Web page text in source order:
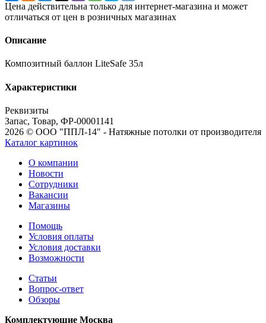
Цена действительна только для интернет-магазина и может
отличаться от цен в розничных магазинах
Описание
Композитный баллон LiteSafe 35л
Характеристики
Реквизиты
Запас, Товар, ФР-00001141
2026 © ООО "ППЛ-14" - Натяжные потолки от производителя
Каталог картинок
О компании
Новости
Сотрудники
Вакансии
Магазины
Помощь
Условия оплаты
Условия доставки
Возможности
Статьи
Вопрос-ответ
Обзоры
Комплектующие Москва